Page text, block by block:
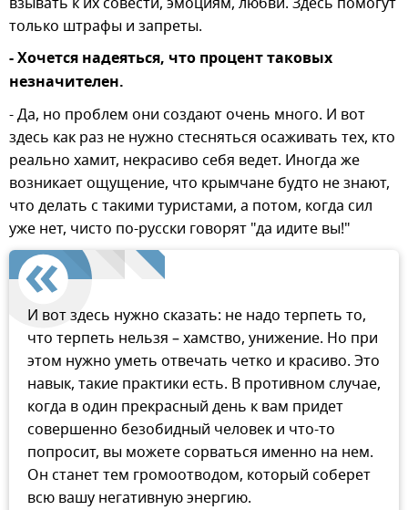
только штрафы и запреты.
- Хочется надеяться, что процент таковых
незначителен.
- Да, но проблем они создают очень много. И вот
здесь как раз не нужно стесняться осаживать тех, кто
реально хамит, некрасиво себя ведет. Иногда же
возникает ощущение, что крымчане будто не знают,
что делать с такими туристами, а потом, когда сил
уже нет, чисто по-русски говорят "да идите вы!"
И вот здесь нужно сказать: не надо терпеть то,
что терпеть нельзя – хамство, унижение. Но при
этом нужно уметь отвечать четко и красиво. Это
навык, такие практики есть. В противном случае,
когда в один прекрасный день к вам придет
совершенно безобидный человек и что-то
попросит, вы можете сорваться именно на нем.
Он станет тем громоотводом, который соберет
всю вашу негативную энергию.